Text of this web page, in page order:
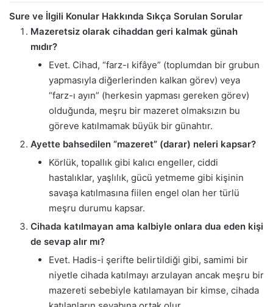
Sure ve İlgili Konular Hakkında Sıkça Sorulan Sorular
Mazeretsiz olarak cihaddan geri kalmak günah
mıdır?
Evet. Cihad, “farz-ı kifâye” (toplumdan bir grubun
yapmasıyla diğerlerinden kalkan görev) veya
“farz-ı ayın” (herkesin yapması gereken görev)
olduğunda, meşru bir mazeret olmaksızın bu
göreve katılmamak büyük bir günahtır.
Ayette bahsedilen “mazeret” (darar) neleri kapsar?
Körlük, topallık gibi kalıcı engeller, ciddi
hastalıklar, yaşlılık, gücü yetmeme gibi kişinin
savaşa katılmasına fiilen engel olan her türlü
meşru durumu kapsar.
Cihada katılmayan ama kalbiyle onlara dua eden kişi
de sevap alır mı?
Evet. Hadis-i şerifte belirtildiği gibi, samimi bir
niyetle cihada katılmayı arzulayan ancak meşru bir
mazereti sebebiyle katılamayan bir kimse, cihada